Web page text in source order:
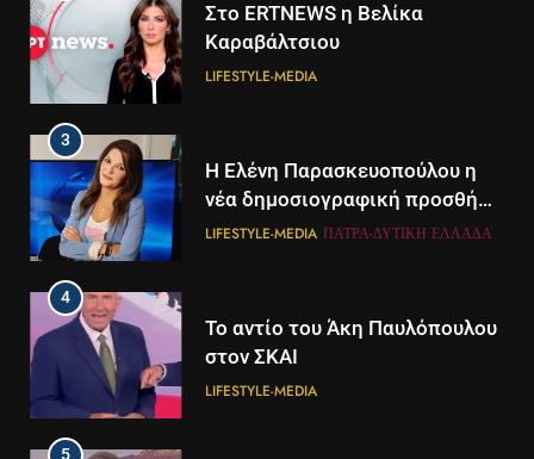
Στο ERTNEWS η Βελίκα
Καραβάλτσιου
LIFESTYLE-MEDIA
3
Η Ελένη Παρασκευοπούλου η
νέα δημοσιογραφική προσθήκη
του ΣΚΑΪ στην Πάτρα
LIFESTYLE-MEDIA ΠΆΤΡΑ-ΔΥΤΙΚΉ ΕΛΛΆΔΑ
4
Το αντίο του Άκη Παυλόπουλου
στον ΣΚΑΙ
LIFESTYLE-MEDIA
5